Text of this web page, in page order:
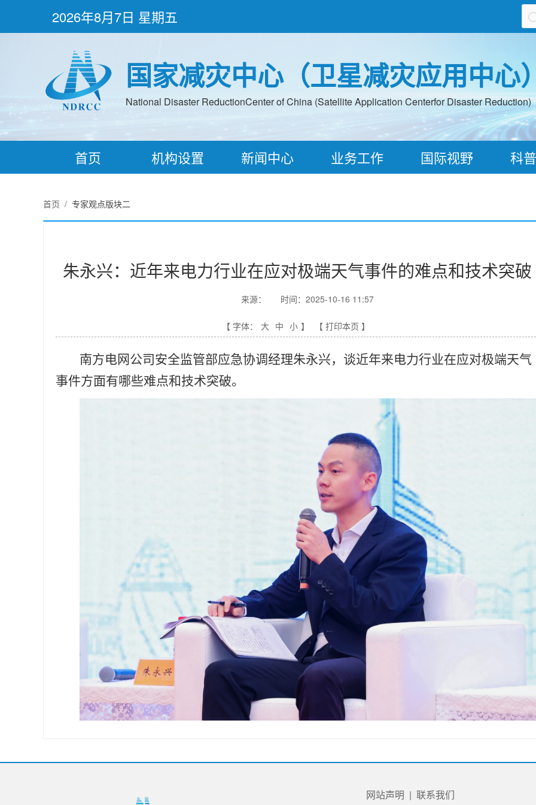
2026年8月7日 星期五
国家减灾中心（卫星减灾应用中心
National Disaster ReductionCenter of China (Satellite Application Centerfor Disaster Reduction)
首页 机构设置 新闻中心 业务工作 国际视野 科
首页 / 专家观点版块二
朱永兴：近年来电力行业在应对极端天气事件的难点和技术突破
来源： 时间：2025-10-16 11:57
【 字体： 大 中 小 】 【 打印本页 】
南方电网公司安全监管部应急协调经理朱永兴，谈近年来电力行业在应对极端天气
事件方面有哪些难点和技术突破。
网站声明 |联系我们